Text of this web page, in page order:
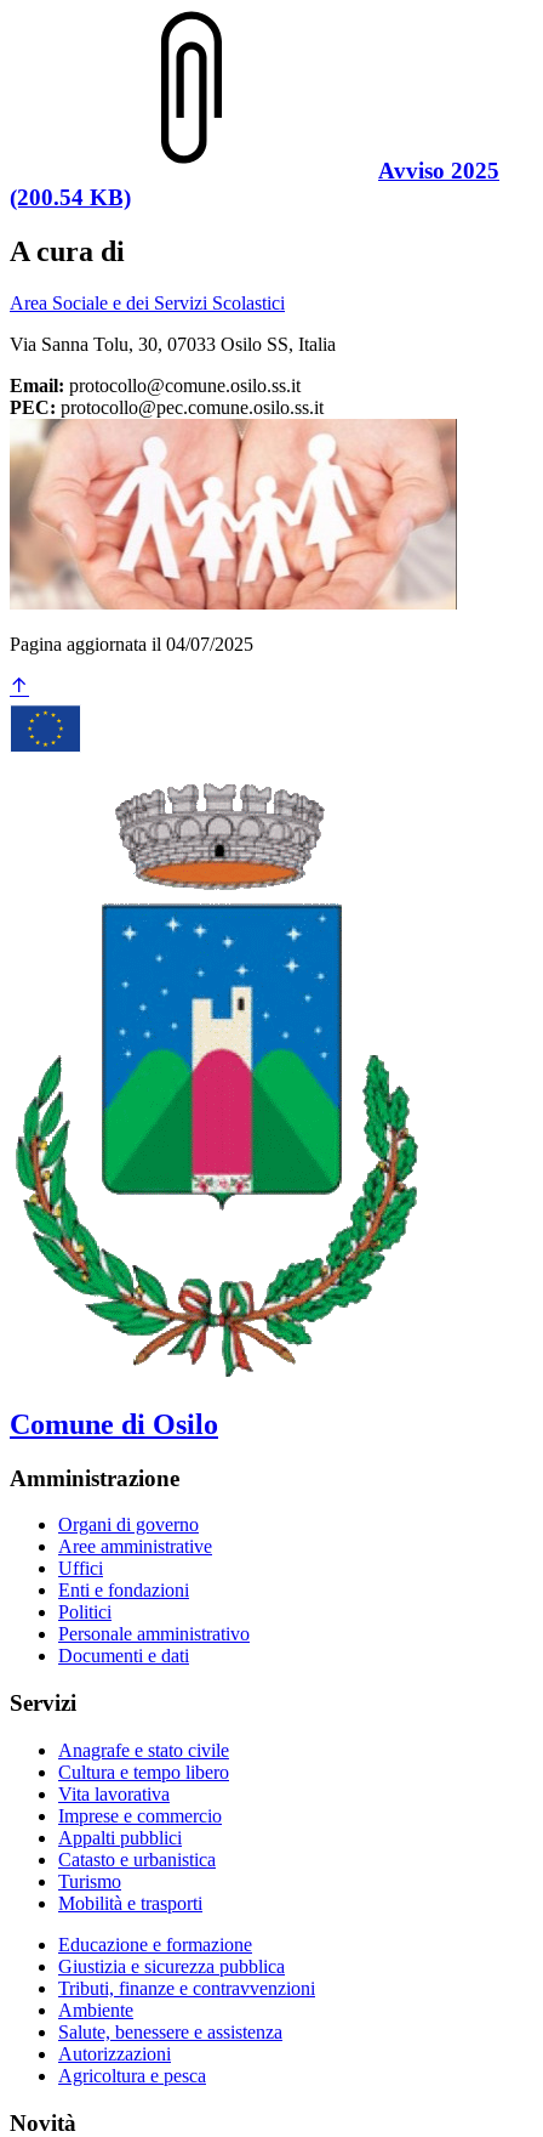
Avviso 2025
(200.54 KB)
A cura di
Area Sociale e dei Servizi Scolastici
Via Sanna Tolu, 30, 07033 Osilo SS, Italia
Email: protocollo@comune.osilo.ss.it
PEC: protocollo@pec.comune.osilo.ss.it
Pagina aggiornata il 04/07/2025
Comune di Osilo
Amministrazione
Organi di governo
Aree amministrative
Uffici
Enti e fondazioni
Politici
Personale amministrativo
Documenti e dati
Servizi
Anagrafe e stato civile
Cultura e tempo libero
Vita lavorativa
Imprese e commercio
Appalti pubblici
Catasto e urbanistica
Turismo
Mobilità e trasporti
Educazione e formazione
Giustizia e sicurezza pubblica
Tributi, finanze e contravvenzioni
Ambiente
Salute, benessere e assistenza
Autorizzazioni
Agricoltura e pesca
Novità